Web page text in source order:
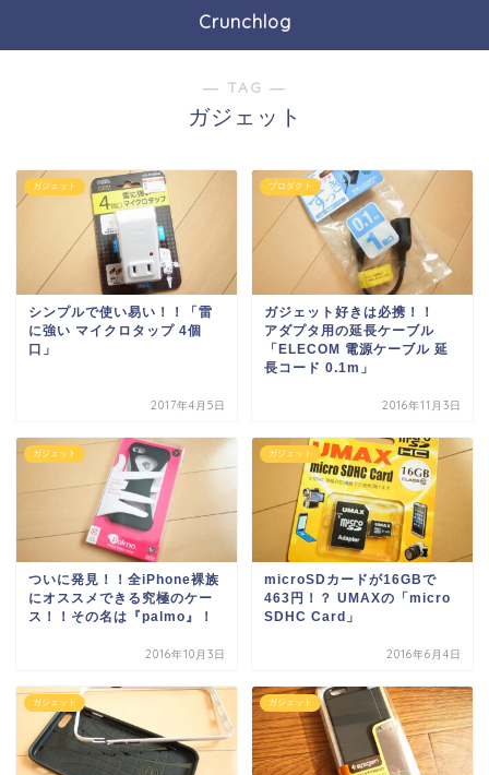
Crunchlog
― TAG ―
ガジェット
ガジェット
シンプルで使い易い！！「雷
に強い マイクロタップ 4個
口」
2017年4月5日
プロダクト
ガジェット好きは必携！！
アダプタ用の延長ケーブル
「ELECOM 電源ケーブル 延
長コード 0.1m」
2016年11月3日
ガジェット
ついに発見！！全iPhone裸族
にオススメできる究極のケー
ス！！その名は『palmo』！
2016年10月3日
ガジェット
microSDカードが16GBで
463円！？ UMAXの「micro
SDHC Card」
2016年6月4日
ガジェット ガジェット